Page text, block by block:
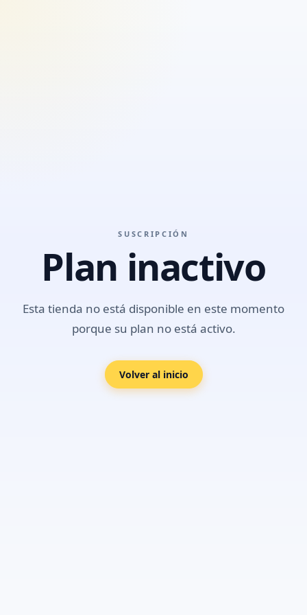
SUSCRIPCIÓN
Plan inactivo
Esta tienda no está disponible en este momento
porque su plan no está activo.
Volver al inicio